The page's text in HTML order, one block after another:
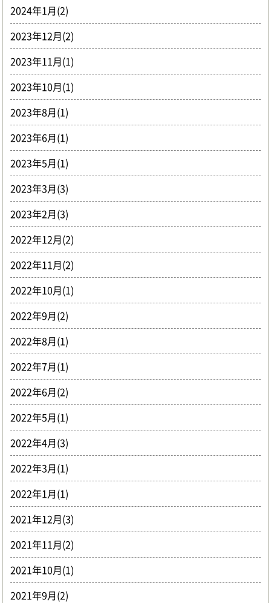
2024年1月(2)
2023年12月(2)
2023年11月(1)
2023年10月(1)
2023年8月(1)
2023年6月(1)
2023年5月(1)
2023年3月(3)
2023年2月(3)
2022年12月(2)
2022年11月(2)
2022年10月(1)
2022年9月(2)
2022年8月(1)
2022年7月(1)
2022年6月(2)
2022年5月(1)
2022年4月(3)
2022年3月(1)
2022年1月(1)
2021年12月(3)
2021年11月(2)
2021年10月(1)
2021年9月(2)